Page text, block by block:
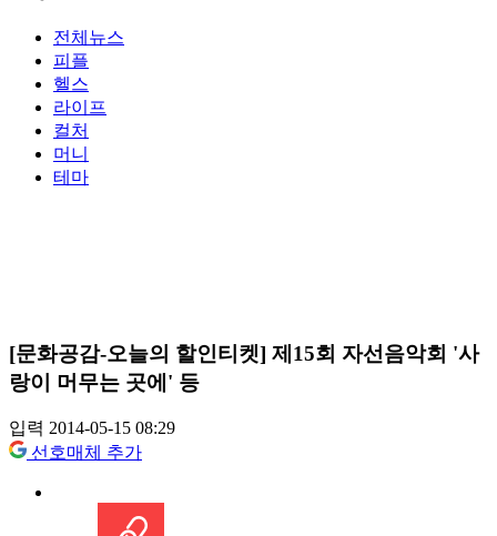
전체뉴스
피플
헬스
라이프
컬처
머니
테마
[문화공감-오늘의 할인티켓] 제15회 자선음악회 '사
랑이 머무는 곳에' 등
입력 2014-05-15 08:29
선호매체 추가